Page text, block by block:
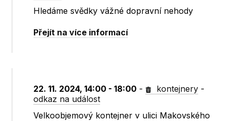
Hledáme svědky vážné dopravní nehody
Přejít na více informací
22. 11. 2024, 14:00 - 18:00 - kontejnery -
odkaz na událost
Velkoobjemový kontejner v ulici Makovského